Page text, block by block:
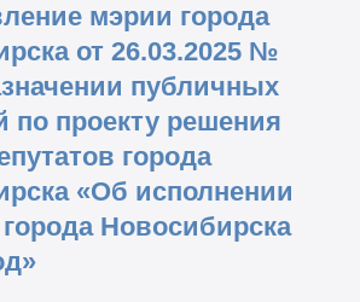
мэрии города
от 26.03.2025 №
публичных
по проекту решения
города
«Об исполнении
Новосибирска